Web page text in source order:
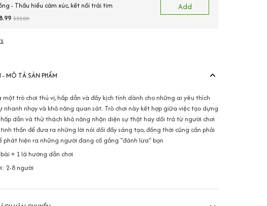
- Thấu hiểu cảm xúc, kết nối trái tim
$21.00
Add
- MÔ TẢ SẢN PHẨM
một trò chơi thú vị, hấp dẫn và đầy kịch tính dành cho những ai yêu thích
nhanh nhạy và khả năng quan sát. Trò chơi này kết hợp giữa việc tạo dựng
dẫn và thử thách khả năng nhận diện sự thật hay dối trá từ người chơi
tinh thần để đưa ra những lời nói dối đầy sáng tạo, đồng thời cũng cần phải
phát hiện ra những người đang cố gắng "đánh lừa" bạn
+ 1 lá hướng dẫn chơi
2-8 người